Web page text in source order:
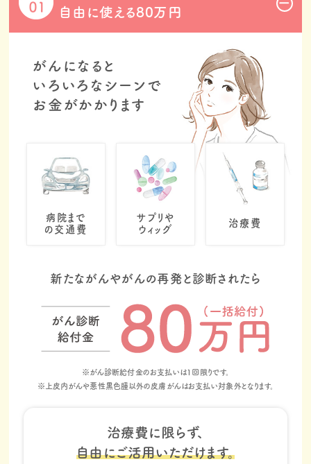
自由に使える80万円
がんになると
いろいろなシーンで
お金がかかります
病院まで
の交通費​
サプリや
ウィッグ​​
治療費​​
新たながんやがんの再発と診断されたら
※がん診断給付金のお支払いは1回限りです。
※上皮内がんや悪性黒色腫以外の皮膚がんはお支払い対象外となります。
治療費に限らず、
自由にご活用いただけます。